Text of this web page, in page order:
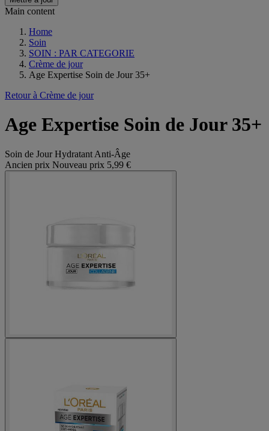
Main content
Home
Soin
SOIN : PAR CATEGORIE
Crème de jour
Age Expertise Soin de Jour 35+
Retour à Crème de jour
Age Expertise Soin de Jour 35+
Soin de Jour Hydratant Anti-Âge
Ancien prix Nouveau prix 5,99 €